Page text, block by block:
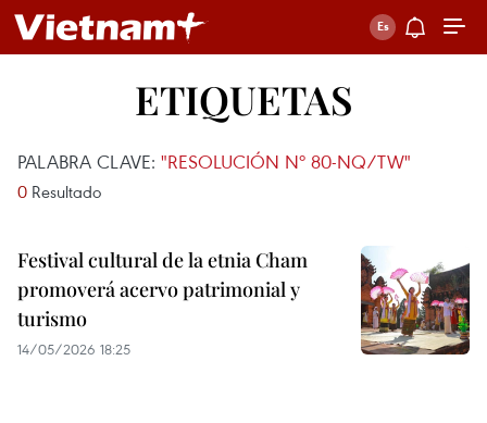
ETIQUETAS
PALABRA CLAVE: "RESOLUCIÓN Nº 80-NQ/TW"
0 Resultado
Festival cultural de la etnia Cham
promoverá acervo patrimonial y
turismo
14/05/2026 18:25